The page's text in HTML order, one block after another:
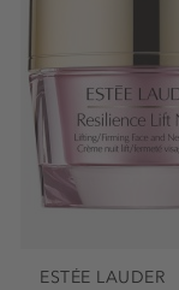
ESTÉE LAUDER